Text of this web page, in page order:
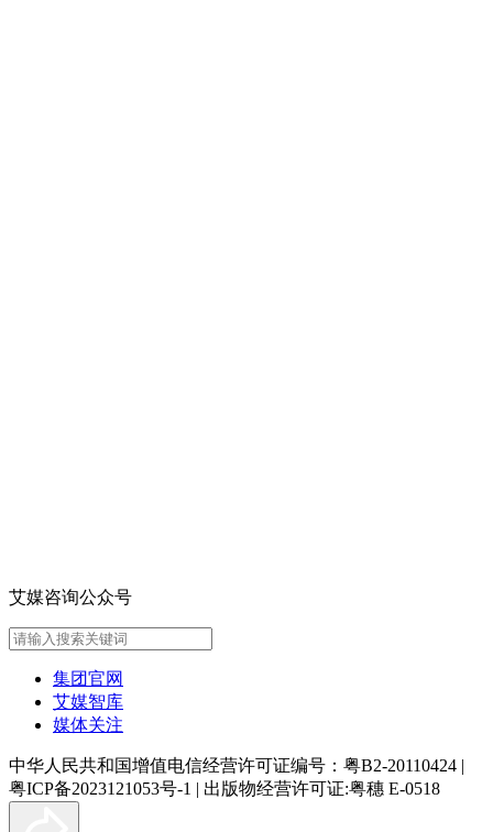
艾媒咨询公众号
集团官网
艾媒智库
媒体关注
中华人民共和国增值电信经营许可证编号：粤B2-20110424 |
粤ICP备2023121053号-1 | 出版物经营许可证:粤穗 E-0518